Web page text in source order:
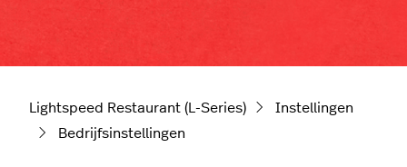
Lightspeed Restaurant (L-Series)
Instellingen
Bedrijfsinstellingen